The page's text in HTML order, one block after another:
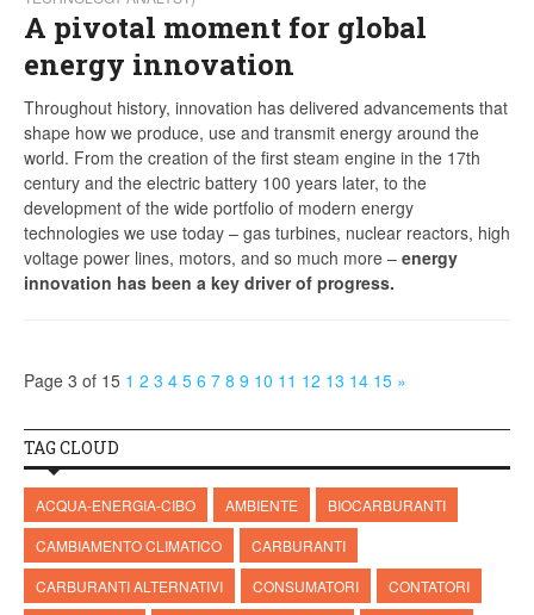
A pivotal moment for global
energy innovation
Throughout history, innovation has delivered advancements that
shape how we produce, use and transmit energy around the
world. From the creation of the first steam engine in the 17th
century and the electric battery 100 years later, to the
development of the wide portfolio of modern energy
technologies we use today – gas turbines, nuclear reactors, high
voltage power lines, motors, and so much more – energy
innovation has been a key driver of progress.
Page 3 of 15 1 2 3 4 5 6 7 8 9 10 11 12 13 14 15 »
TAG CLOUD
ACQUA-ENERGIA-CIBO AMBIENTE
BIOCARBURANTI
CAMBIAMENTO CLIMATICO
CARBURANTI
CARBURANTI ALTERNATIVI
CONSUMATORI
CONTATORI